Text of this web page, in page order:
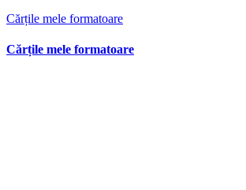
Cărțile mele formatoare
Cărțile mele formatoare